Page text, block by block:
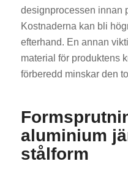
designprocessen innan
Kostnaderna kan bli
efterhand. En annan
material för produktens
förberedd minskar den
aluminium
stålform